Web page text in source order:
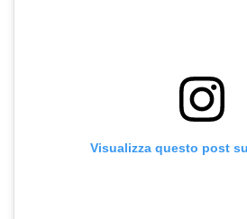
Visualizza questo post